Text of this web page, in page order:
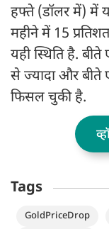
हफ्ते (डॉलर में) में
महीने में 15
यही स्थिति है.
से ज्यादा और बीते
फिसल चुकी है.
Tags
GoldPriceDrop